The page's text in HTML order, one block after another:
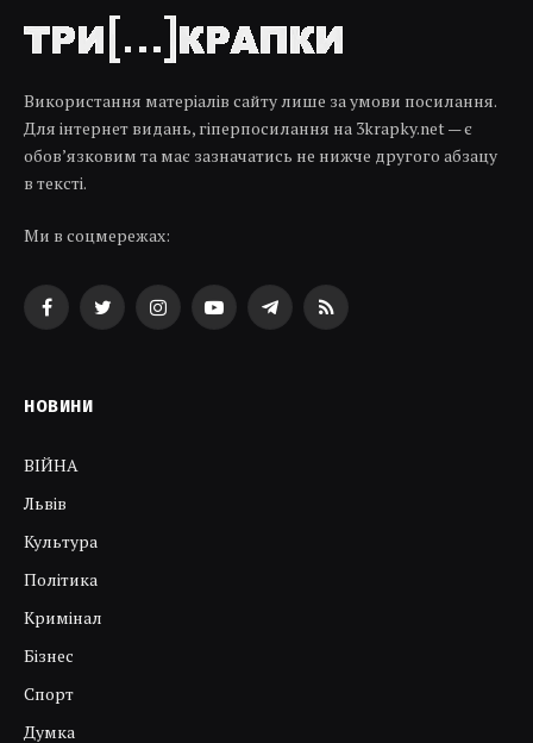
Використання матеріалів сайту лише за умови посилання.
Для інтернет видань, гіперпосилання на 3krapky.net — є
обов’язковим та має зазначатись не нижче другого абзацу
в тексті.
Ми в соцмережах:
FacebookTwitterInstagramYouTubeTelegramRSS
НОВИНИ
ВІЙНА
Львів
Культура
Політика
Кримінал
Бізнес
Спорт
Думка